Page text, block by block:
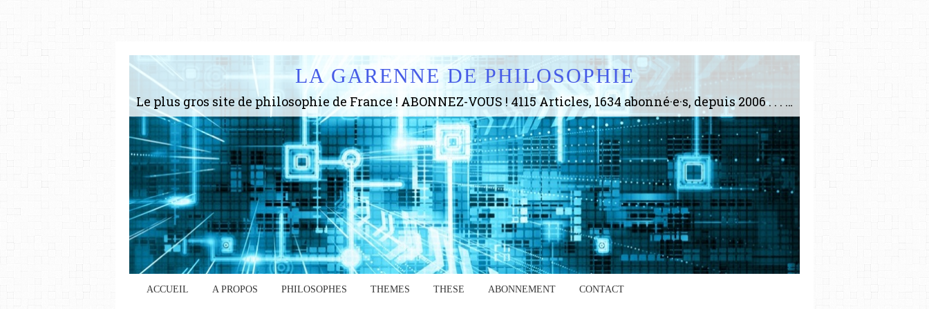
LA GARENNE DE PHILOSOPHIE
Le plus gros site de philosophie de France ! ABONNEZ-VOUS ! 4115 Articles, 1634 abonné·e·s, depuis 2006 . . . . . . . . 2 852 214 pages vues jusqu'à présent. Prestance et être apte à un plus grand nombre de choses.
ACCUEIL A PROPOS PHILOSOPHES THEMES THESE ABONNEMENT CONTACT